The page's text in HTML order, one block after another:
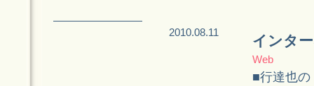
2010.08.11
インタ
Web
■行達也